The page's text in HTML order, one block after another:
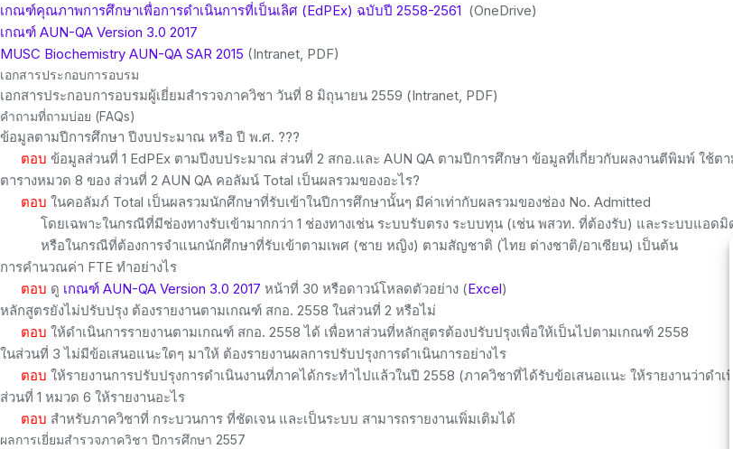
เกณฑ์คุณภาพการศึกษาเพื่อการดำเนินการที่เป็นเลิศ (EdPEx) ฉบับปี 2558-2561 (OneDrive)
เกณฑ์ AUN-QA Version 3.0 2017
MUSC Biochemistry AUN-QA SAR 2015 (Intranet, PDF)
เอกสารประกอบการอบรม
เอกสารประกอบการอบรมผู้เยี่ยมสำรวจภาควิชา วันที่ 8 มิถุนายน 2559 (Intranet, PDF)
คำถามที่ถามบ่อย (FAQs)
ข้อมูลตามปีการศึกษา ปีงบประมาณ หรือ ปี พ.ศ. ???
ตอบ ข้อมูลส่วนที่ 1 EdPEx ตามปีงบประมาณ ส่วนที่ 2 สกอ.และ AUN QA ตามปีการศึกษา ข้อมูลที่เกี่ยวกับผลงานตีพิมพ์ ใช้ต
ตารางหมวด 8 ของ ส่วนที่ 2 AUN QA คอลัมน์ Total เป็นผลรวมของอะไร?
ตอบ ในคอลัมภ์ Total เป็นผลรวมนักศึกษาที่รับเข้าในปีการศึกษานั้นๆ มีค่าเท่ากับผลรวมของช่อง No. Admitted
โดยเฉพาะในกรณีที่มีช่องทางรับเข้ามากกว่า 1 ช่องทางเช่น ระบบรับตรง ระบบทุน (เช่น พสวท. ที่ต้องรับ) และระบบแอด
หรือในกรณีที่ต้องการจำแนกนักศึกษาที่รับเข้าตามเพศ (ชาย หญิง) ตามสัญชาติ (ไทย ต่างชาติ/อาเซียน) เป็นต้น
การคำนวณค่า FTE ทำอย่างไร
ตอบ ดู เกณฑ์ AUN-QA Version 3.0 2017 หน้าที่ 30 หรือดาวน์โหลดตัวอย่าง (Excel)
หลักสูตรยังไม่ปรับปรุง ต้องรายงานตามเกณฑ์ สกอ. 2558 ในส่วนที่ 2 หรือไม่
ตอบ ให้ดำเนินการรายงานตามเกณฑ์ สกอ. 2558 ได้ เพื่อหาส่วนที่หลักสูตรต้องปรับปรุงเพื่อให้เป็นไปตามเกณฑ์ 2558
ในส่วนที่ 3 ไม่มีข้อเสนอแนะใดๆ มาให้ ต้องรายงานผลการปรับปรุงการดำเนินการอย่างไร
ตอบ ให้รายงานการปรับปรุงการดำเนินงานที่ภาคได้กระทำไปแล้วในปี 2558 (ภาควิชาที่ได้รับข้อเสนอแนะ ให้รายงานว่าดำ
ส่วนที่ 1 หมวด 6 ให้รายงานอะไร
ตอบ สำหรับภาควิชาที่ กระบวนการ ที่ชัดเจน และเป็นระบบ สามารถรายงานเพิ่มเติมได้
ผลการเยี่ยมสำรวจภาควิชา ปีการศึกษา 2557